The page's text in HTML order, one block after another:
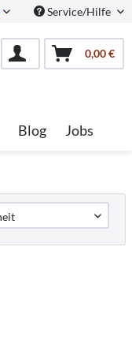
German Service/Hilfe
0,00 €
Blog Jobs